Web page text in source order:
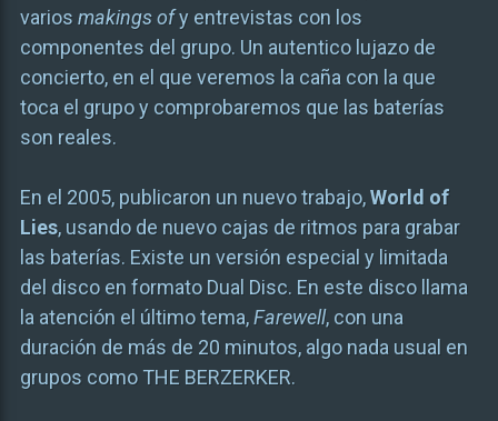
varios makings ofy entrevistas con los
componentes del grupo. Un autentico lujazo de
concierto, en el que veremos la caña con la que
toca el grupo y comprobaremos que las baterías
son reales.
En el 2005, publicaron un nuevo trabajo,World of
Lies, usando de nuevo cajas de ritmos para grabar
las baterías. Existe un versión especial y limitada
del disco en formato Dual Disc. En este disco llama
la atención el último tema,Farewell, con una
duración de más de 20 minutos, algo nada usual en
grupos como THE BERZERKER.